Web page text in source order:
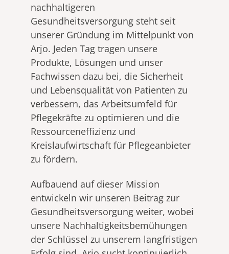
nachhaltigeren
Gesundheitsversorgung steht seit
unserer Gründung im Mittelpunkt von
Arjo. Jeden Tag tragen unsere
Produkte, Lösungen und unser
Fachwissen dazu bei, die Sicherheit
und Lebensqualität von Patienten zu
verbessern, das Arbeitsumfeld für
Pflegekräfte zu optimieren und die
Ressourceneffizienz und
Kreislaufwirtschaft für Pflegeanbieter
zu fördern.
Aufbauend auf dieser Mission
entwickeln wir unseren Beitrag zur
Gesundheitsversorgung weiter, wobei
unsere Nachhaltigkeitsbemühungen
der Schlüssel zu unserem langfristigen